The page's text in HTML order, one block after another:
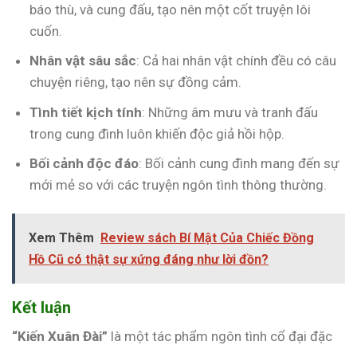
báo thù, và cung đấu, tạo nên một cốt truyện lôi
cuốn.
Nhân vật sâu sắc: Cả hai nhân vật chính đều có câu
chuyện riêng, tạo nên sự đồng cảm.
Tình tiết kịch tính: Những âm mưu và tranh đấu
trong cung đình luôn khiến độc giả hồi hộp.
Bối cảnh độc đáo: Bối cảnh cung đình mang đến sự
mới mẻ so với các truyện ngôn tình thông thường.
Xem Thêm Review sách Bí Mật Của Chiếc Đồng
Hồ Cũ có thật sự xứng đáng như lời đồn?
Kết luận
“Kiến Xuân Đài” là một tác phẩm ngôn tình cổ đại đặc